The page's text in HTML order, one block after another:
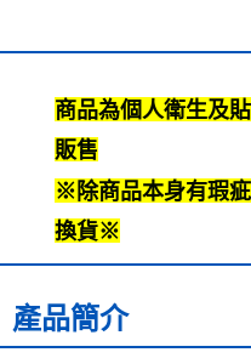
商品為個人衛生及
販售
※除商品本身有瑕
換貨※
產品簡介